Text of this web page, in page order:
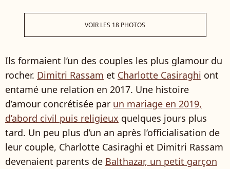
VOIR LES 18 PHOTOS
Ils formaient l’un des couples les plus glamour du
rocher. Dimitri Rassam et Charlotte Casiraghi ont
entamé une relation en 2017. Une histoire
d’amour concrétisée par un mariage en 2019,
d’abord civil puis religieux quelques jours plus
tard. Un peu plus d’un an après l’officialisation de
leur couple, Charlotte Casiraghi et Dimitri Rassam
devenaient parents de Balthazar, un petit garçon